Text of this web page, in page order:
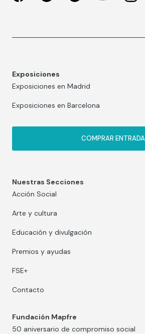
Exposiciones
Exposiciones en Madrid
Exposiciones en Barcelona
COMPRAR ENTRADA
Nuestras Secciones
Acción Social
Arte y cultura
Educación y divulgación
Premios y ayudas
FSE+
Contacto
Fundación Mapfre
50 aniversario de compromiso social